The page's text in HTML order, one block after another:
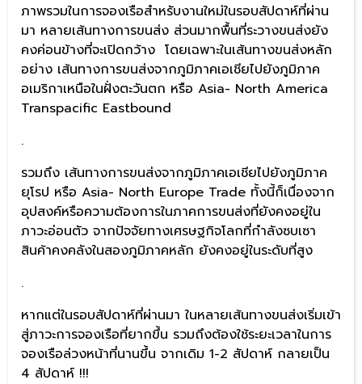
ภาพรวมในการจองเรือสำหรับงานใหม่ในรอบสัปดาห์ที่ผ่าน
มา หลายเส้นทางการขนส่ง ส่วนมากพื้นที่ระวางขนส่งยัง
คงค่อนข้างที่จะเปิดกว้าง โดยเฉพาะในเส้นทางขนส่งหลัก
อย่าง เส้นทางการขนส่งจากภูมิภาคเอเชียไปยังภูมิภาค
อเมริกาเหนือในฝั่งตะวันตก หรือ Asia- North America
Transpacific Eastbound
.
รวมถึง เส้นทางการขนส่งจากภูมิภาคเอเชียไปยังภูมิภาค
ยุโรป หรือ Asia- North Europe Trade ทั้งนี้ก็เนื่องจาก
อุปสงค์หรือความต้องการในภาคการขนส่งที่ยังคงอยู่ใน
ภาวะอ่อนตัว จากปัจจัยทางเศรษฐกิจโลกที่กำลังซบเซา
สินค้าคงคลังในสองภูมิภาคหลัก ยังคงอยู่ในระดับที่สูง
.
หากแต่ในรอบสัปดาห์ที่ผ่านมา ในหลายเส้นทางขนส่งเริ่มเข้า
สู่ภาวะการจองเรือที่ยากขึ้น รวมถึงต้องใช้ระยะเวลาในการ
จองเรือล่วงหน้าที่นานขึ้น จากเดิม 1-2 สัปดาห์ กลายเป็น
4 สัปดาห์ !!!